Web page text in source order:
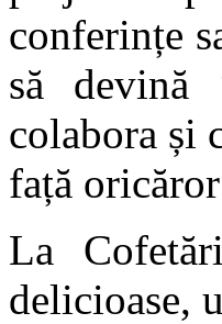
conferințe
să devină
colabora și
față
La
delicioase,